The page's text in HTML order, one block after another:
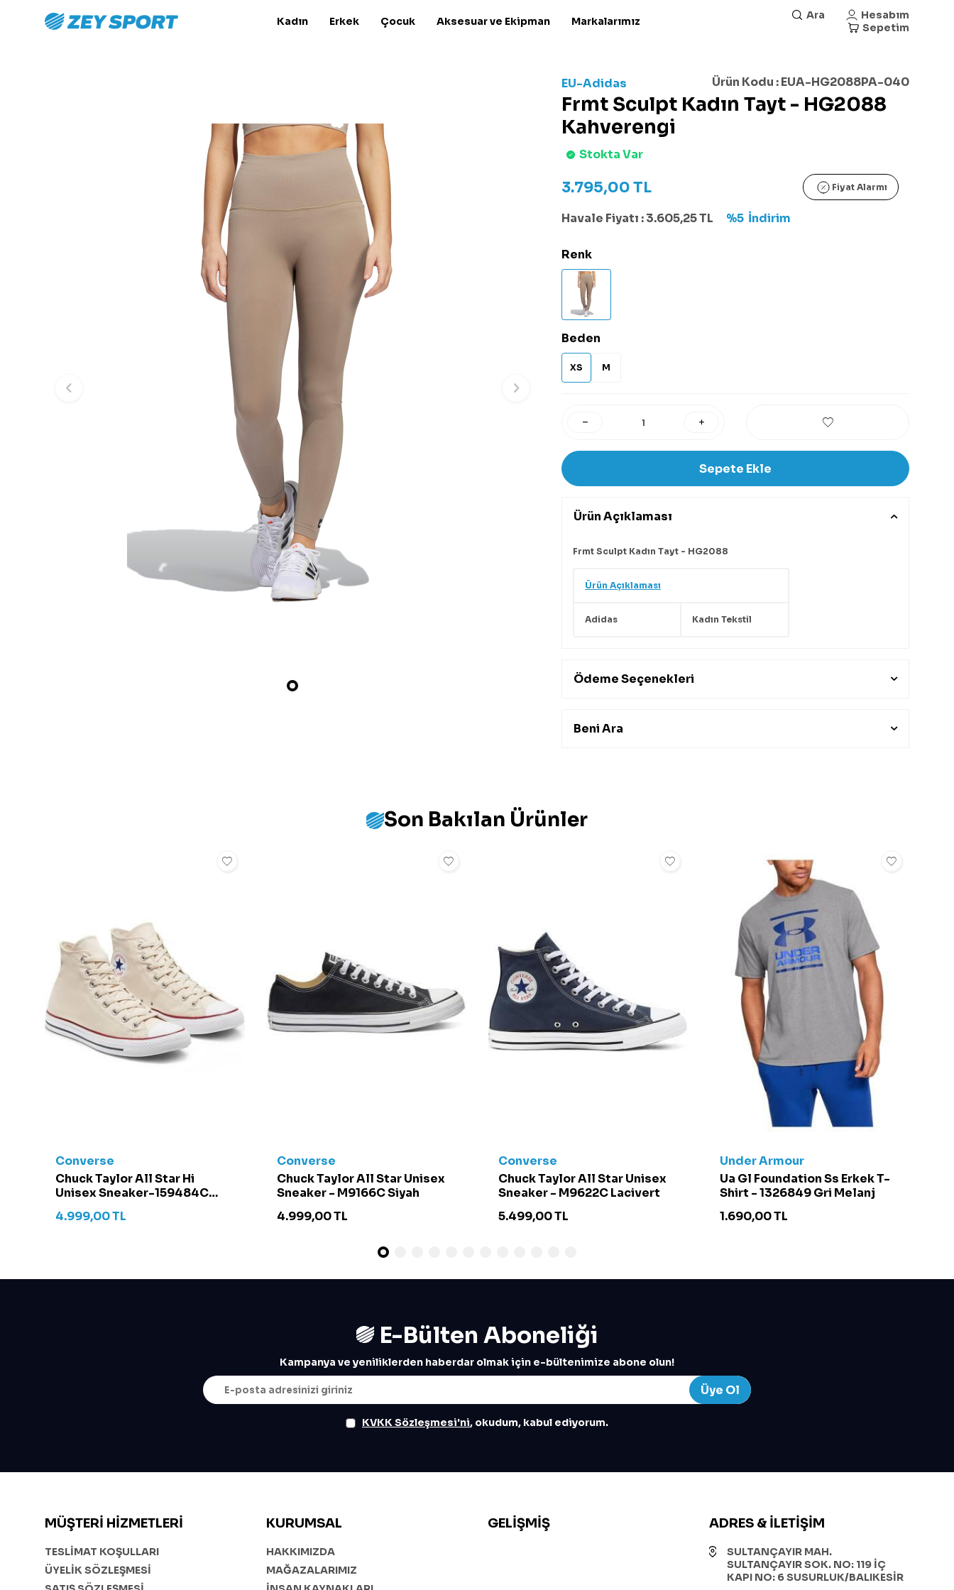
Kadın Erkek Çocuk Aksesuar ve Ekipman Markalarımız Ara
Hesabım
Sepetim
EU-Adidas Ürün Kodu :EUA-HG2088PA-040
Frmt Sculpt Kadın Tayt - HG2088
Kahverengi
Stokta Var
3.795,00TL Fiyat Alarmı
Havale Fiyatı :3.605,25TL %5 İndirim
Renk
Beden
XS M
Sepete Ekle
Ürün Açıklaması
Frmt Sculpt Kadın Tayt - HG2088
Ürün Açıklaması
Adidas Kadın Tekstil
Ödeme Seçenekleri
Beni Ara
Son Bakılan Ürünler
Converse
Chuck Taylor All Star Hi
Unisex Sneaker-159484C
4.999,00TL
Converse
Chuck Taylor All Star Unisex
Sneaker - M9166C Siyah
4.999,00TL
Converse
Chuck Taylor All Star Unisex
Sneaker - M9622C Lacivert
5.499,00TL
Under Armour
Ua Gl Foundation Ss Erkek T-
Shirt - 1326849 Gri Melanj
1.690,00TL
E-Bülten Aboneliği
Kampanya ve yeniliklerden haberdar olmak için e-bültenimize abone olun!
Üye Ol
KVKK Sözleşmesi'ni, okudum, kabul ediyorum.
MÜŞTERI HIZMETLERI
TESLİMAT KOŞULLARI
ÜYELİK SÖZLEŞMESİ
KURUMSAL
HAKKIMIZDA
MAĞAZALARIMIZ
GELIŞMIŞ ADRES & İLETIŞIM
SULTANÇAYIR MAH.
SULTANÇAYIR SOK. NO: 119 İÇ
KAPI NO: 6 SUSURLUK/BALIKESİR